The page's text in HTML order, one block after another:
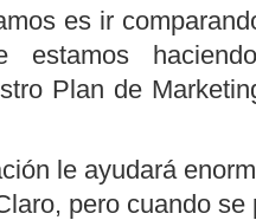
es ir
Plan de
le ayudará
pero cuando